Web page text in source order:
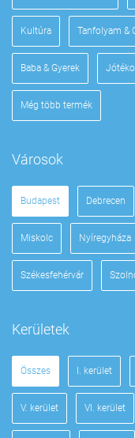
Kultúra Tanfolyam &
Baba & Gyerek
Még több termék
Városok
Budapest Debrecen
Miskolc Nyíregyháza
Székesfehérvár
Kerületek
Összes I. kerület
V. kerület VI. kerület